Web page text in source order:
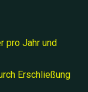
pro Jahr und
Erschließung